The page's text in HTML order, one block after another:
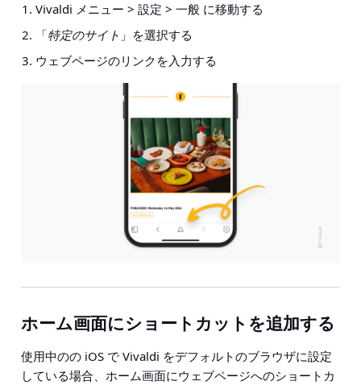
Vivaldi メニュー > 設定 > 一般 に移動する
「特定のサイト 」を選択する
ウェブページのリンクを入力する
ホーム画面にショートカットを追加する
使用中のの iOS で Vivaldi をデフォルトのブラウザに設定
している場合、ホーム画面にウェブページへのショートカ